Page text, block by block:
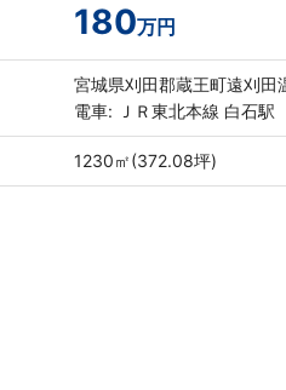
180万円
宮城県刈田郡蔵王町遠刈田
電車: ＪＲ東北本線 白石駅
1230㎡(372.08坪)